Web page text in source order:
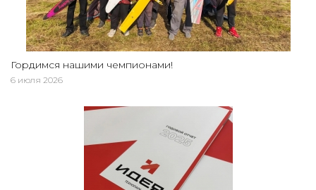
Гордимся нашими чемпионами!
6 июля 2026